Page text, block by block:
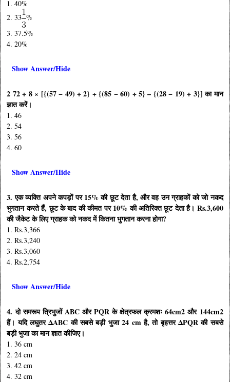
1. 40%
2. 33 %
3. 37.5%
4. 20%
Show Answer/Hide
2 72 ÷ 8 × [{(57 − 49) ÷ 2} + {(85 − 60) ÷ 5} – {(28 − 19) ÷ 3}] का मान
ज्ञात करें।
1. 46
2. 54
3. 56
4. 60
Show Answer/Hide
3. एक व्यक्ति अपने कपड़ों पर 15% की छूट देता है, और वह उन ग्राहकों को जो नकद
भुगतान करते हैं, छूट के बाद की कीमत पर 10% की अतिरिक्त छूट देता है। Rs.3,600
की जैकेट के लिए ग्राहक को नकद में कितना भुगतान करना होगा?
1. Rs.3,366
2. Rs.3,240
3. Rs.3,060
4. Rs.2,754
Show Answer/Hide
4. दो समरूप त्रिभुजों ABC और PQR के क्षेत्रफल क्रमशः 64cm2 और 144cm2
हैं। यदि लघुतर ΔABC की सबसे बड़ी भुजा 24 cm है, तो बृहत्तर ΔPQR की सबसे
बड़ी भुजा का मान ज्ञात कीजिए।
1. 36 cm
2. 24 cm
3. 42 cm
4. 32 cm